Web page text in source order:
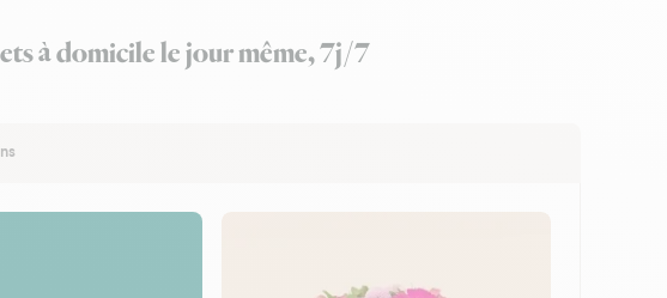
à domicile le jour même, 7j/7